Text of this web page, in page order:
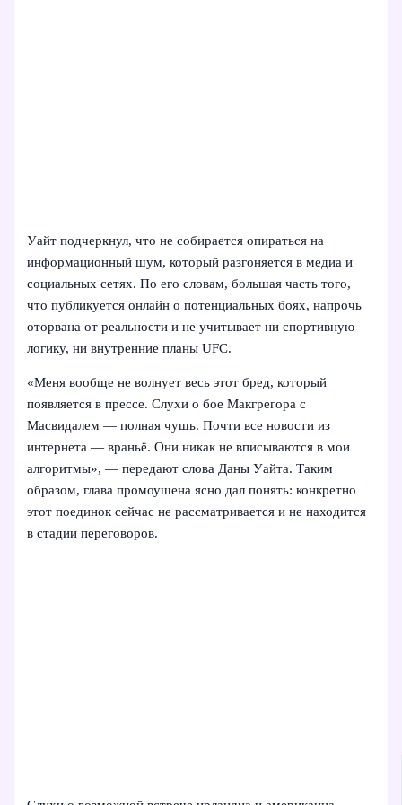
Уайт подчеркнул, что не собирается опираться на
информационный шум, который разгоняется в медиа и
социальных сетях. По его словам, большая часть того,
что публикуется онлайн о потенциальных боях, напрочь
оторвана от реальности и не учитывает ни спортивную
логику, ни внутренние планы UFC.
«Меня вообще не волнует весь этот бред, который
появляется в прессе. Слухи о бое Макгрегора с
Масвидалем — полная чушь. Почти все новости из
интернета — враньё. Они никак не вписываются в мои
алгоритмы», — передают слова Даны Уайта. Таким
образом, глава промоушена ясно дал понять: конкретно
этот поединок сейчас не рассматривается и не находится
в стадии переговоров.